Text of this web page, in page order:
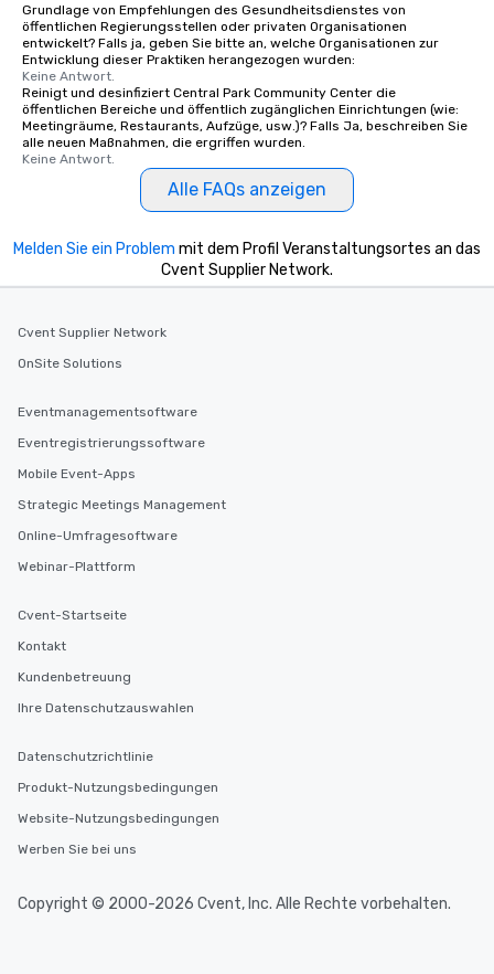
Grundlage von Empfehlungen des Gesundheitsdienstes von
öffentlichen Regierungsstellen oder privaten Organisationen
entwickelt? Falls ja, geben Sie bitte an, welche Organisationen zur
Entwicklung dieser Praktiken herangezogen wurden:
Keine Antwort.
Reinigt und desinfiziert Central Park Community Center die
öffentlichen Bereiche und öffentlich zugänglichen Einrichtungen (wie:
Meetingräume, Restaurants, Aufzüge, usw.)? Falls Ja, beschreiben Sie
alle neuen Maßnahmen, die ergriffen wurden.
Keine Antwort.
Alle FAQs anzeigen
Melden Sie ein Problem mit dem Profil Veranstaltungsortes an das
Cvent Supplier Network.
Cvent Supplier Network
OnSite Solutions
Eventmanagementsoftware
Eventregistrierungssoftware
Mobile Event-Apps
Strategic Meetings Management
Online-Umfragesoftware
Webinar-Plattform
Cvent-Startseite
Kontakt
Kundenbetreuung
Ihre Datenschutzauswahlen
Datenschutzrichtlinie
Produkt-Nutzungsbedingungen
Website-Nutzungsbedingungen
Werben Sie bei uns
Copyright © 2000-2026 Cvent, Inc. Alle Rechte vorbehalten.